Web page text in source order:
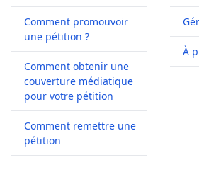
Comment promouvoir
une pétition ?
Comment obtenir une
couverture médiatique
pour votre pétition
Comment remettre une
pétition
À